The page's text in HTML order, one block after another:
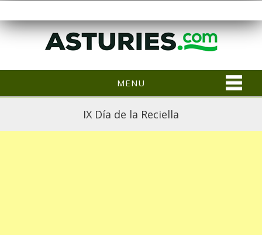
MENU
IX Día de la Reciella